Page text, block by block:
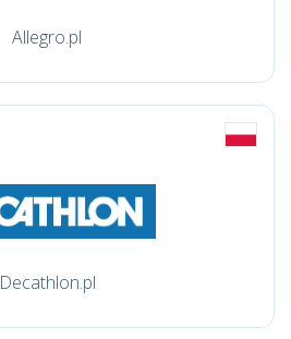
Allegro.pl
Decathlon.pl